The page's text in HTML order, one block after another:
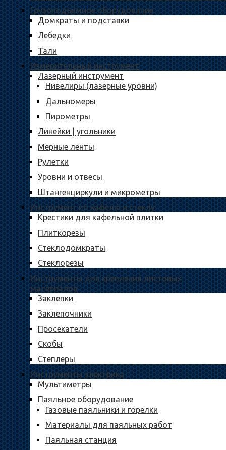
Грузоподъёмное оборудование
Домкраты и подставки
Лебедки
Тали
Измерительный инструмент
Лазерный инструмент
Нивелиры (лазерные уровни)
Дальномеры
Пирометры
Линейки | угольники
Мерные ленты
Рулетки
Уровни и отвесы
Штангенциркули и микрометры
Инструмент по кафелю и стеклу
Крестики для кафельной плитки
Плиткорезы
Стеклодомкраты
Стеклорезы
Инструменты для крепления листовых
материалов
Заклепки
Заклепочники
Просекатели
Скобы
Степлеры
Инструменты электрика
Мультиметры
Паяльное оборудование
Газовые паяльники и горелки
Материалы для паяльных работ
Паяльная станция